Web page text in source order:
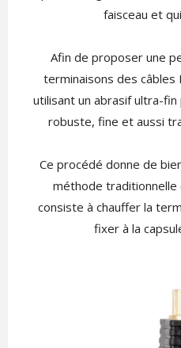
faisceau et
Afin de proposer une
terminaisons des câbles
utilisant un abrasif ultra-
robuste, fine et aussi
Ce procédé donne de
méthode traditionnelle
consiste à chauffer la
fixer à la